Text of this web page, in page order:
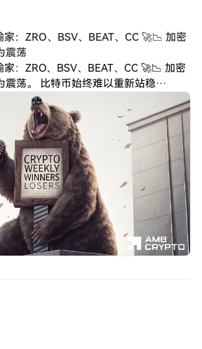
：ZRO、BSV、BEAT、CC 🚀📉 加密
震荡
：ZRO、BSV、BEAT、CC 🚀📉 加密
震荡。 比特币始终难以重新站稳
寨币市场继续承压。多数大市值山寨币